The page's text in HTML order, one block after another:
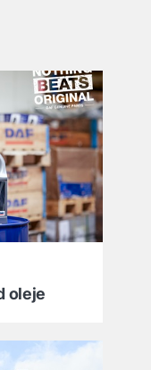
oleje